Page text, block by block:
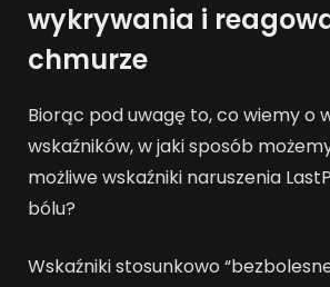
wykrywania i
chmurze
Biorąc pod uwagę to, co wiemy o
wskaźników, w jaki sposób
możliwe wskaźniki naruszenia
bólu?
Wskaźniki stosunkowo